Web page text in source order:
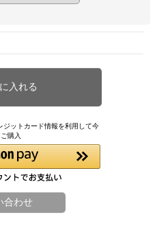
ットカード情報を利用して今
購入